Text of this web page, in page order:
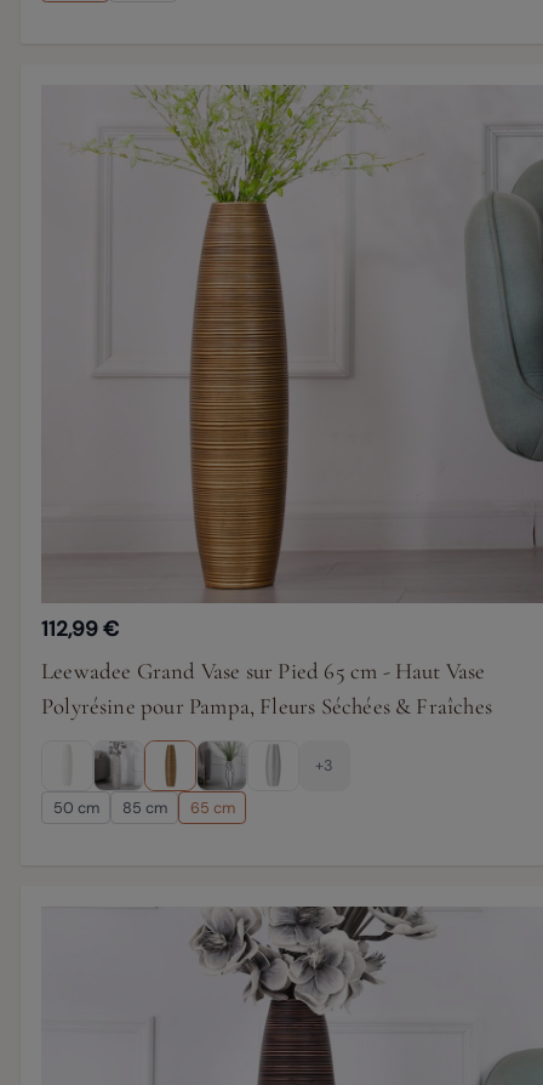
112,99 €
Leewadee Grand Vase sur Pied 65 cm - Haut Vase
Polyrésine pour Pampa, Fleurs Séchées & Fraîches
+3
50 cm 85 cm 65 cm